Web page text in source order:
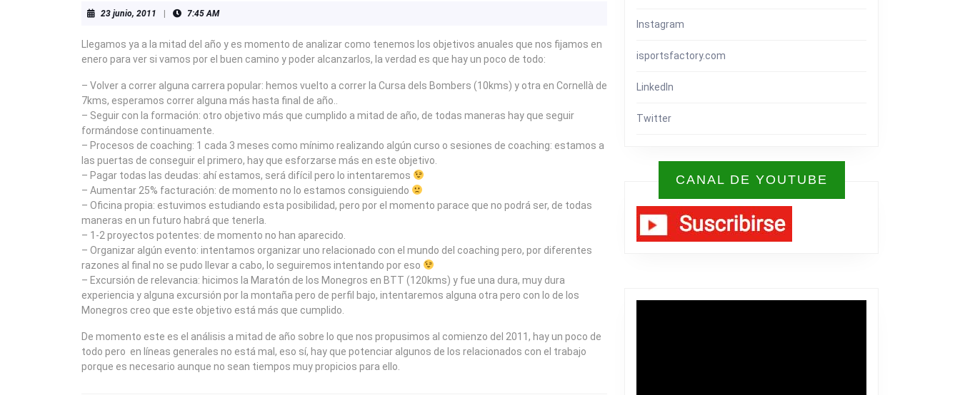
23 junio, 2011 23
2011
7:45 AM
Llegamos ya a la mitad del año y es momento de analizar como tenemos los objetivos anuales que nos fijamos en
enero para ver si vamos por el buen camino y poder alcanzarlos, la verdad es que hay un poco de todo:
– Volver a correr alguna carrera popular: hemos vuelto a correr la Cursa dels Bombers (10kms) y otra en Cornellà de
7kms, esperamos correr alguna más hasta final de año..
– Seguir con la formación: otro objetivo más que cumplido a mitad de año, de todas maneras hay que seguir
formándose continuamente.
– Procesos de coaching: 1 cada 3 meses como mínimo realizando algún curso o sesiones de coaching: estamos a
las puertas de conseguir el primero, hay que esforzarse más en este objetivo.
– Pagar todas las deudas: ahí estamos, será difícil pero lo intentaremos
– Aumentar 25% facturación: de momento no lo estamos consiguiendo
– Oficina propia: estuvimos estudiando esta posibilidad, pero por el momento parace que no podrá ser, de todas
maneras en un futuro habrá que tenerla.
– 1-2 proyectos potentes: de momento no han aparecido.
– Organizar algún evento: intentamos organizar uno relacionado con el mundo del coaching pero, por diferentes
razones al final no se pudo llevar a cabo, lo seguiremos intentando por eso
– Excursión de relevancia: hicimos la Maratón de los Monegros en BTT (120kms) y fue una dura, muy dura
experiencia y alguna excursión por la montaña pero de perfil bajo, intentaremos alguna otra pero con lo de los
Monegros creo que este objetivo está más que cumplido.
De momento este es el análisis a mitad de año sobre lo que nos propusimos al comienzo del 2011, hay un poco de
todo pero en líneas generales no está mal, eso sí, hay que potenciar algunos de los relacionados con el trabajo
porque es necesario aunque no sean tiempos muy propicios para ello.
Instagram
isportsfactory.com
LinkedIn
Twitter
CANAL DE YOUTUBE